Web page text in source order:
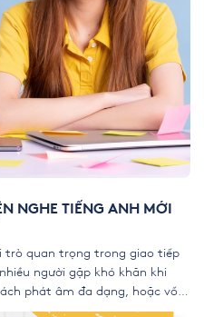
NGHE TIẾNG ANH MỚI
trò quan trọng trong giao tiếp
người gặp khó khăn khi
phát âm đa dạng, hoặc vốn
để cải thiện kỹ năng nghe tiếng